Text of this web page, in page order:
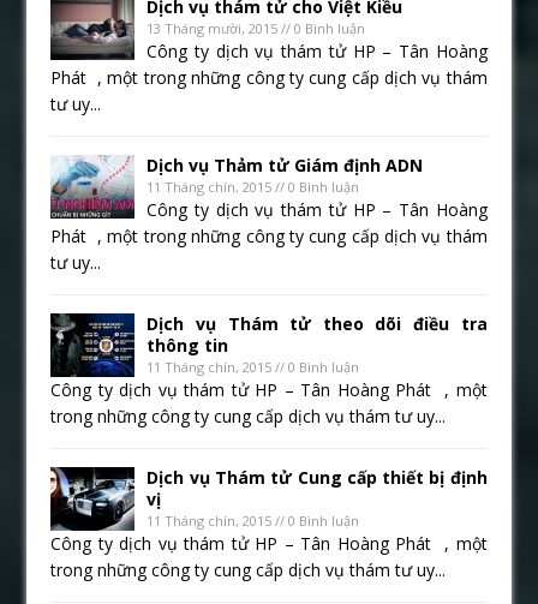
Dịch vụ thám tử cho Việt Kiều
13 Tháng mười, 2015 // 0 Bình luận
Công ty dịch vụ thám tử HP – Tân Hoàng
Phát , một trong những công ty cung cấp dịch vụ thám
tư uy...
Dịch vụ Thảm tử Giám định ADN
11 Tháng chín, 2015 // 0 Bình luận
Công ty dịch vụ thám tử HP – Tân Hoàng
Phát , một trong những công ty cung cấp dịch vụ thám
tư uy...
Dịch vụ Thám tử theo dõi điều tra
thông tin
11 Tháng chín, 2015 // 0 Bình luận
Công ty dịch vụ thám tử HP – Tân Hoàng Phát , một
trong những công ty cung cấp dịch vụ thám tư uy...
Dịch vụ Thám tử Cung cấp thiết bị định
vị
11 Tháng chín, 2015 // 0 Bình luận
Công ty dịch vụ thám tử HP – Tân Hoàng Phát , một
trong những công ty cung cấp dịch vụ thám tư uy...